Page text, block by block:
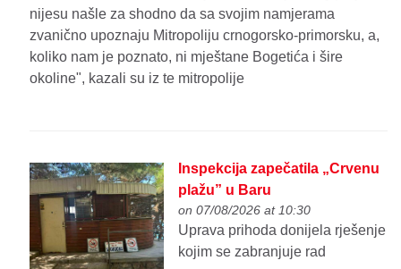
nijesu našle za shodno da sa svojim namjerama
zvanično upoznaju Mitropoliju crnogorsko-primorsku, a,
koliko nam je poznato, ni mještane Bogetića i šire
okoline", kazali su iz te mitropolije
Inspekcija zapečatila „Crvenu
plažu” u Baru
on 07/08/2026 at 10:30
Uprava prihoda donijela rješenje
kojim se zabranjuje rad